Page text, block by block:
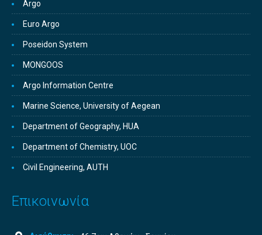
Argo
Euro Argo
Poseidon System
MONGOOS
Argo Information Centre
Marine Science, University of Aegean
Department of Geography, HUA
Department of Chemistry, UOC
Civil Engineering, AUTH
Επικοινωνία